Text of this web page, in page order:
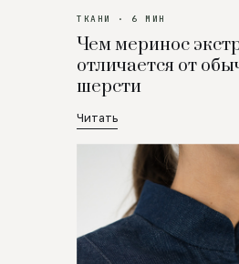
ТКАНИ · 6 МИН
Чем меринос
отличается от
шерсти
Читать